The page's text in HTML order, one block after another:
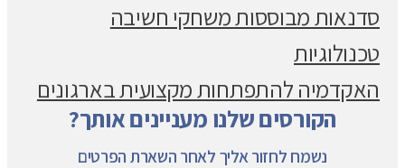
סדנאות מבוססות משחקי חשיבה
טכנולוגיות
האקדמיה להתפתחות מקצועית בארגונים
הקורסים שלנו מעניינים אותך?
נשמח לחזור אליך לאחר השארת הפרטים